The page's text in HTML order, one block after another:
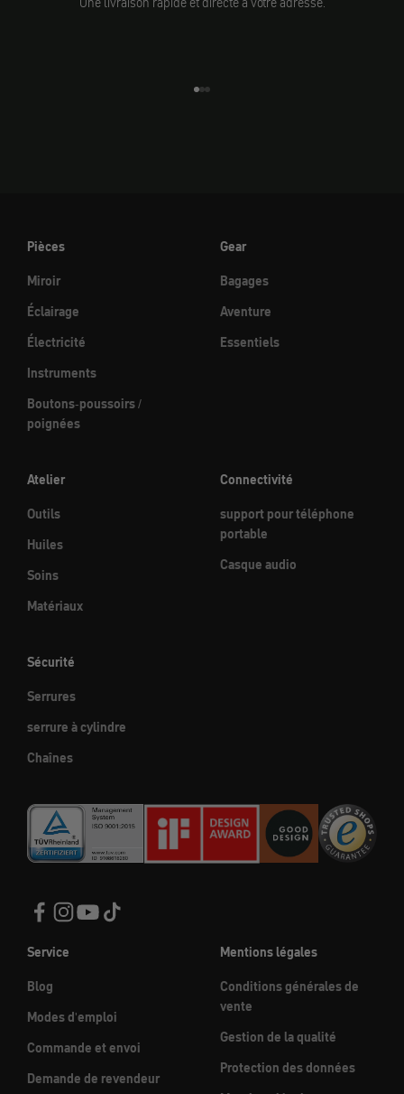
Pièces
Miroir
Éclairage
Électricité
Instruments
Boutons-poussoirs /
poignées
Gear
Bagages
Aventure
Essentiels
Atelier
Outils
Huiles
Soins
Matériaux
Connectivité
support pour téléphone
portable
Casque audio
Sécurité
Serrures
serrure à cylindre
Chaînes
Service
Blog
Modes d'emploi
Commande et envoi
Demande de revendeur
Mentions légales
Conditions générales de
vente
Gestion de la qualité
Protection des données